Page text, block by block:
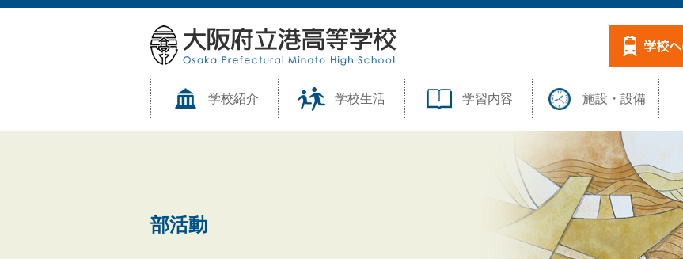
学校紹介 学校生活 学習内容 施設・設備
部活動